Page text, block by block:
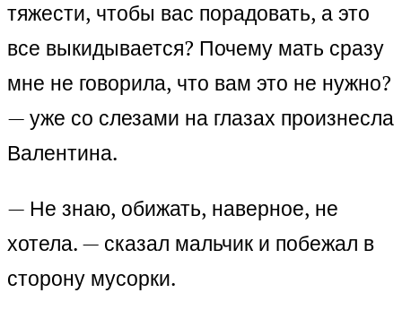
тяжести, чтобы вас порадовать, а это
все выкидывается? Почему мать сразу
мне не говорила, что вам это не нужно?
— уже со слезами на глазах произнесла
Валентина.
— Не знаю, обижать, наверное, не
хотела. — сказал мальчик и побежал в
сторону мусорки.